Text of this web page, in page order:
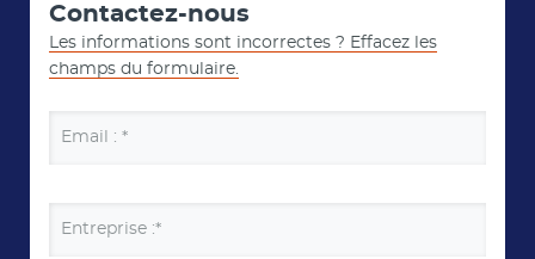
Contactez-nous
Les informations sont incorrectes ? Effacez les
champs du formulaire.
Email : *
Entreprise :*